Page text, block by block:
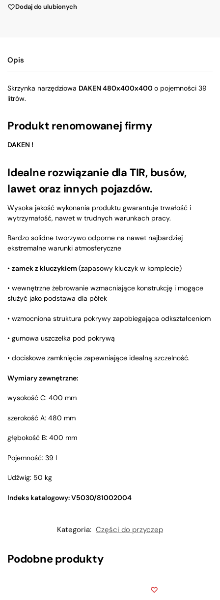
Dodaj do ulubionych
Opis
Skrzynka narzędziowa DAKEN 480x400x400 o pojemności 39
litrów.
Produkt renomowanej firmy
DAKEN !
Idealne rozwiązanie dla TIR, busów,
lawet oraz innych pojazdów.
Wysoka jakość wykonania produktu gwarantuje trwałość i
wytrzymałość, nawet w trudnych warunkach pracy.
Bardzo solidne tworzywo odporne na nawet najbardziej
ekstremalne warunki atmosferyczne
• zamek z kluczykiem(zapasowy kluczyk w komplecie)
• wewnętrzne żebrowanie wzmacniające konstrukcję i mogące
służyć jako podstawa dla półek
• wzmocniona struktura pokrywy zapobiegająca odkształceniom
• gumowa uszczelka pod pokrywą
• dociskowe zamknięcie zapewniające idealną szczelność.
Wymiary zewnętrzne:
wysokość C: 400 mm
szerokość A: 480 mm
głębokość B: 400 mm
Pojemność: 39 l
Udźwig: 50 kg
Indeks katalogowy: V5030/81002004
Kategoria: Części do przyczep
Podobne produkty